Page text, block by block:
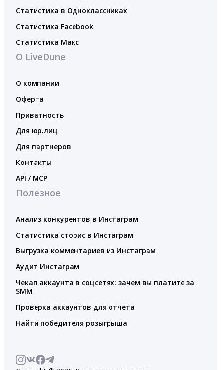
Статистика в Одноклассниках
Статистика Facebook
Статистика Макс
О LiveDune
О компании
Оферта
Приватность
Для юр.лиц
Для партнеров
Контакты
API / MCP
Полезное
Анализ конкурентов в Инстаграм
Статистика сторис в Инстаграм
Выгрузка комментариев из Инстаграм
Аудит Инстаграм
Чекап аккаунта в соцсетях: зачем вы платите за
SMM
Проверка аккаунтов для отчета
Найти победителя розыгрыша